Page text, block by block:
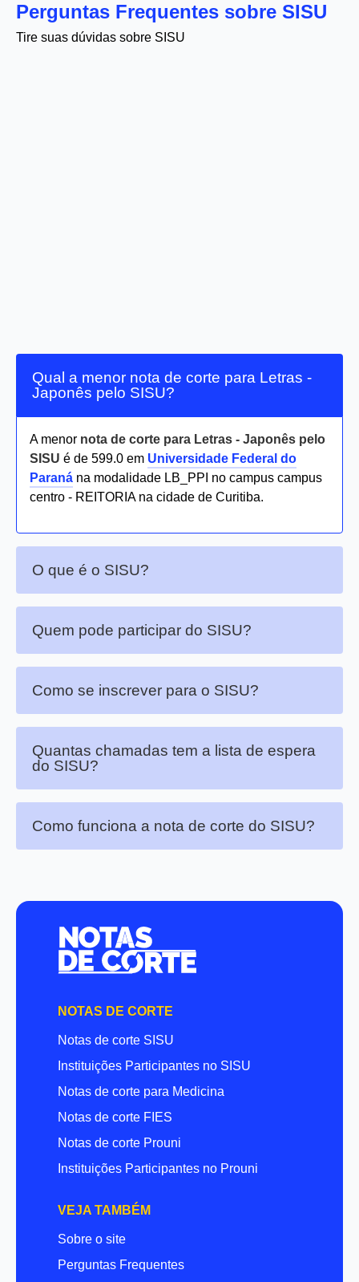
Perguntas Frequentes sobre SISU
Tire suas dúvidas sobre SISU
Qual a menor nota de corte para Letras -
Japonês pelo SISU?
A menor nota de corte para Letras - Japonês pelo
SISU é de 599.0 em Universidade Federal do
Paraná na modalidade LB_PPI no campus campus
centro - REITORIA na cidade de Curitiba.
O que é o SISU?
Quem pode participar do SISU?
Como se inscrever para o SISU?
Quantas chamadas tem a lista de espera
do SISU?
Como funciona a nota de corte do SISU?
NOTAS DE CORTE
Notas de corte SISU
Instituições Participantes no SISU
Notas de corte para Medicina
Notas de corte FIES
Notas de corte Prouni
Instituições Participantes no Prouni
VEJA TAMBÉM
Sobre o site
Perguntas Frequentes